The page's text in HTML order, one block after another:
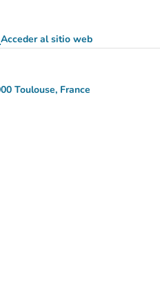
Acceder al sitio web
(nueva pestaña)
Toulouse, France
Google Maps)
pestaña)